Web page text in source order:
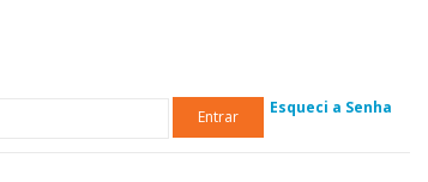
Entrar Esqueci a Senha